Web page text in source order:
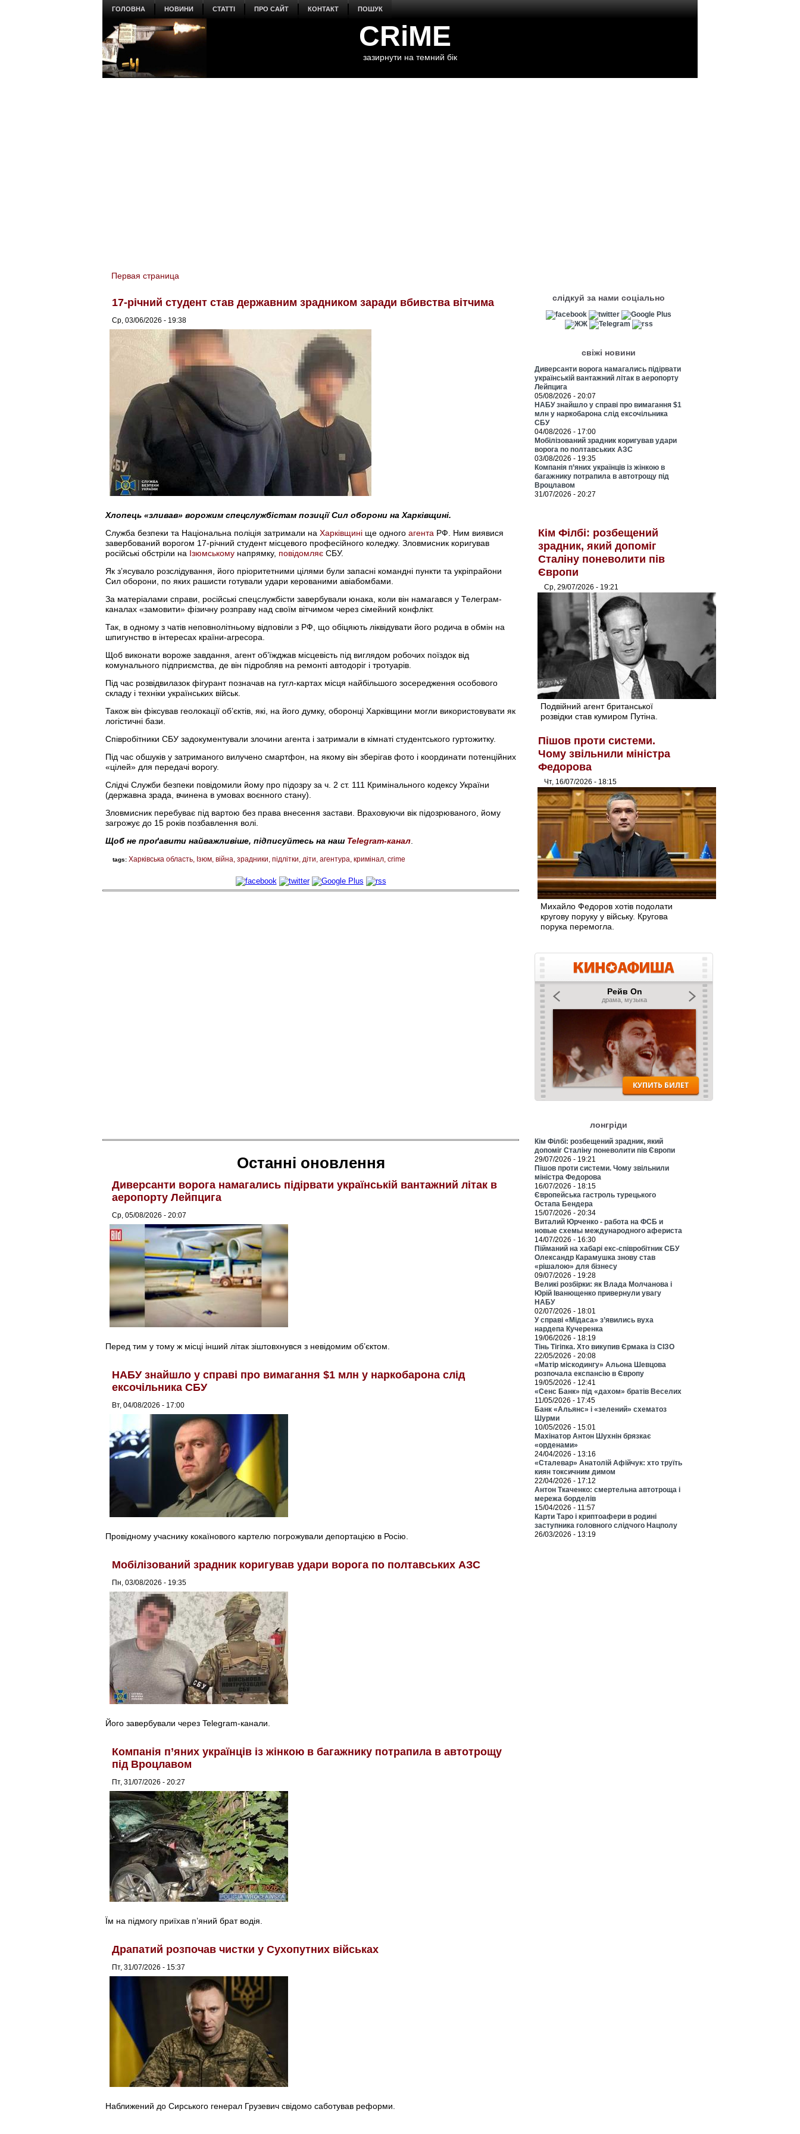
ГОЛОВНА НОВИНИ СТАТТІ ПРО САЙТ КОНТАКТ ПОШУК
CRiME
зазирнути на темний бік
You are here
Первая страница
17-річний студент став державним зрадником заради вбивства вітчима
Ср, 03/06/2026 - 19:38
Хлопець «зливав» ворожим спецслужбістам позиції Сил оборони на Харківщині.
Служба безпеки та Національна поліція затримали на Харківщині ще одного агента РФ. Ним виявися
завербований ворогом 17-річний студент місцевого професійного коледжу. Зловмисник коригував
російські обстріли на Ізюмському напрямку, повідомляє СБУ.
Як з’ясувало розслідування, його пріоритетними цілями були запасні командні пункти та укріпрайони
Сил оборони, по яких рашисти готували удари керованими авіабомбами.
За матеріалами справи, російські спецслужбісти завербували юнака, коли він намагався у Телеграм-
каналах «замовити» фізичну розправу над своїм вітчимом через сімейний конфлікт.
Так, в одному з чатів неповнолітньому відповіли з РФ, що обіцяють ліквідувати його родича в обмін на
шпигунство в інтересах країни-агресора.
Щоб виконати вороже завдання, агент об’їжджав місцевість під виглядом робочих поїздок від
комунального підприємства, де він підробляв на ремонті автодоріг і тротуарів.
Під час розвідвилазок фігурант позначав на гугл-картах місця найбільшого зосередження особового
складу і техніки українських військ.
Також він фіксував геолокації об’єктів, які, на його думку, оборонці Харківщини могли використовувати як
логістичні бази.
Співробітники СБУ задокументували злочини агента і затримали в кімнаті студентського гуртожитку.
Під час обшуків у затриманого вилучено смартфон, на якому він зберігав фото і координати потенційних
«цілей» для передачі ворогу.
Слідчі Служби безпеки повідомили йому про підозру за ч. 2 ст. 111 Кримінального кодексу України
(державна зрада, вчинена в умовах воєнного стану).
Зловмисник перебуває під вартою без права внесення застави. Враховуючи вік підозрюваного, йому
загрожує до 15 років позбавлення волі.
Щоб не проґавити найважливіше, підписуйтесь на наш Telegram-канал
tags: Харківська область Ізюм війна зрадники підлітки діти агентура кримінал crime
Останні оновлення
Диверсанти ворога намагались підірвати українській вантажний літак в
аеропорту Лейпцига
Ср, 05/08/2026 - 20:07
Перед тим у тому ж місці інший літак зіштовхнувся з невідомим об’єктом.
НАБУ знайшло у справі про вимагання $1 млн у наркобарона слід
ексочільника СБУ
Вт, 04/08/2026 - 17:00
Провідному учаснику кокаїнового картелю погрожували депортацією в Росію.
Мобілізований зрадник коригував удари ворога по полтавських АЗС
Пн, 03/08/2026 - 19:35
Його завербували через Telegram-канали.
Компанія п’яних українців із жінкою в багажнику потрапила в автотрощу
під Вроцлавом
Пт, 31/07/2026 - 20:27
Їм на підмогу приїхав п’яний брат водія.
Драпатий розпочав чистки у Сухопутних військах
Пт, 31/07/2026 - 15:37
Наближений до Сирського генерал Грузевич свідомо саботував реформи.
слідкуй за нами соціально
свіжі новини
Диверсанти ворога намагались підірвати
українській вантажний літак в аеропорту
Лейпцига
05/08/2026 - 20:07
НАБУ знайшло у справі про вимагання $1
млн у наркобарона слід ексочільника
СБУ
04/08/2026 - 17:00
Мобілізований зрадник коригував удари
ворога по полтавських АЗС
03/08/2026 - 19:35
Компанія п’яних українців із жінкою в
багажнику потрапила в автотрощу під
Вроцлавом
31/07/2026 - 20:27
Кім Філбі: розбещений
зрадник, який допоміг
Сталіну поневолити пів
Європи
Ср, 29/07/2026 - 19:21
Подвійний агент британської
розвідки став кумиром Путіна.
Пішов проти системи.
Чому звільнили міністра
Федорова
Чт, 16/07/2026 - 18:15
Михайло Федоров хотів подолати
кругову поруку у війську. Кругова
порука перемогла.
лонгріди
Кім Філбі: розбещений зрадник, який
допоміг Сталіну поневолити пів Європи
29/07/2026 - 19:21
Пішов проти системи. Чому звільнили
міністра Федорова
16/07/2026 - 18:15
Європейська гастроль турецького
Остапа Бендера
15/07/2026 - 20:34
Виталий Юрченко - работа на ФСБ и
новые схемы международного афериста
14/07/2026 - 16:30
Пійманий на хабарі екс-співробітник СБУ
Олександр Карамушка знову став
«рішалою» для бізнесу
09/07/2026 - 19:28
Великі розбірки: як Влада Молчанова і
Юрій Іванющенко привернули увагу
НАБУ
02/07/2026 - 18:01
У справі «Мідаса» з’явились вуха
нардепа Кучеренка
19/06/2026 - 18:19
Тінь Тігіпка. Хто викупив Єрмака із СІЗО
22/05/2026 - 20:08
«Матір міскодингу» Альона Шевцова
розпочала експансію в Європу
19/05/2026 - 12:41
«Сенс Банк» під «дахом» братів Веселих
11/05/2026 - 17:45
Банк «Альянс» і «зелений» схематоз
Шурми
10/05/2026 - 15:01
Махінатор Антон Шухнін брязкає
«орденами»
24/04/2026 - 13:16
«Сталевар» Анатолій Афійчук: хто труїть
киян токсичним димом
22/04/2026 - 17:12
Антон Ткаченко: смертельна автотроща і
мережа борделів
15/04/2026 - 11:57
Карти Таро і криптоафери в родині
заступника головного слідчого Нацполу
26/03/2026 - 13:19